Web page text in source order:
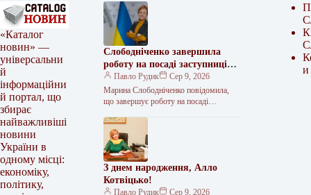
«Каталог
новин» —
універсальни
й
інформаційни
й портал, що
збирає
найважливіші
новини
України в
одному місці:
економіку,
політику,
Слободніченко завершила
роботу на посаді заступниці
міністра охорони здоров’я
Павло Рудик
Сер 9, 2026
Марина Слободніченко повідомила,
що завершує роботу на посаді
України з питань європейської
інтеграції. Про це вона…
З днем народження, Алло
Котвіцько!
Павло Рудик Сер 9, 2026
и